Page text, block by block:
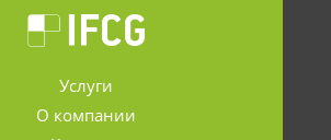
Услуги
О компании